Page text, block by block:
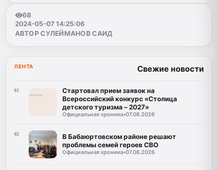
68
2024-05-07 14:25:06
АВТОР СУЛЕЙМАНОВ САИД
ЛЕНТА Свежие новости
01
Стартовал прием заявок на
Всероссийский конкурс «Столица
детского туризма – 2027»
Официальная хроника•07.08.2026
02
В Бабаюртовском районе решают
проблемы семей героев СВО
Официальная хроника•07.08.2026